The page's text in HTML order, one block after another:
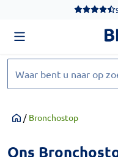
We werken momenteel
Home
/ Bronchostop
Ons